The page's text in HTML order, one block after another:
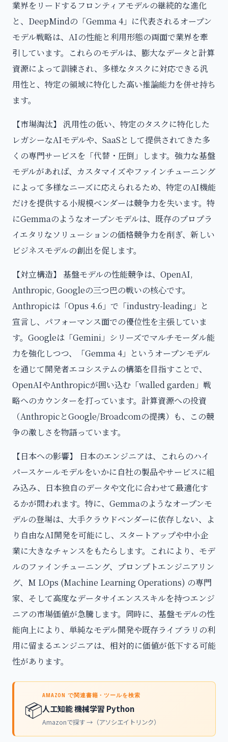
業界をリードするフロンティアモデルの継続的な進化
と、DeepMindの「Gemma 4」に代表されるオープン
モデル戦略は、AIの性能と利用形態の両面で業界を牽
引しています。これらのモデルは、膨大なデータと計算
資源によって訓練され、多様なタスクに対応できる汎
用性と、特定の領域に特化した高い推論能力を併せ持ち
ます。
【市場淘汰】 汎用性の低い、特定のタスクに特化した
レガシーなAIモデルや、SaaSとして提供されてきた多
くの専門サービスを「代替・圧倒」します。強力な基盤
モデルがあれば、カスタマイズやファインチューニング
によって多様なニーズに応えられるため、特定のAI機能
だけを提供する小規模ベンダーは競争力を失います。特
にGemmaのようなオープンモデルは、既存のプロプラ
イエタリなソリューションの価格競争力を削ぎ、新しい
ビジネスモデルの創出を促します。
【対立構造】 基盤モデルの性能競争は、OpenAI,
Anthropic, Googleの三つ巴の戦いの核心です。
Anthropicは「Opus 4.6」で「industry-leading」と
宣言し、パフォーマンス面での優位性を主張していま
す。Googleは「Gemini」シリーズでマルチモーダル能
力を強化しつつ、「Gemma 4」というオープンモデル
を通じて開発者エコシステムの構築を目指すことで、
OpenAIやAnthropicが囲い込む「walled garden」戦
略へのカウンターを打っています。計算資源への投資
（AnthropicとGoogle/Broadcomの提携）も、この競
争の激しさを物語っています。
【日本への影響】 日本のエンジニアは、これらのハイ
パースケールモデルをいかに自社の製品やサービスに組
み込み、日本独自のデータや文化に合わせて最適化す
るかが問われます。特に、Gemmaのようなオープンモ
デルの登場は、大手クラウドベンダーに依存しない、よ
り自由なAI開発を可能にし、スタートアップや中小企
業に大きなチャンスをもたらします。これにより、モデ
ルのファインチューニング、プロンプトエンジニアリン
グ、M LOps (Machine Learning Operations) の専門
家、そして高度なデータサイエンススキルを持つエンジ
ニアの市場価値が急騰します。同時に、基盤モデルの性
能向上により、単純なモデル開発や既存ライブラリの利
用に留まるエンジニアは、相対的に価値が低下する可能
性があります。
📦
AMAZON で関連書籍・ツールを検索
人工知能 機械学習 Python
Amazonで探す →（アソシエイトリンク）